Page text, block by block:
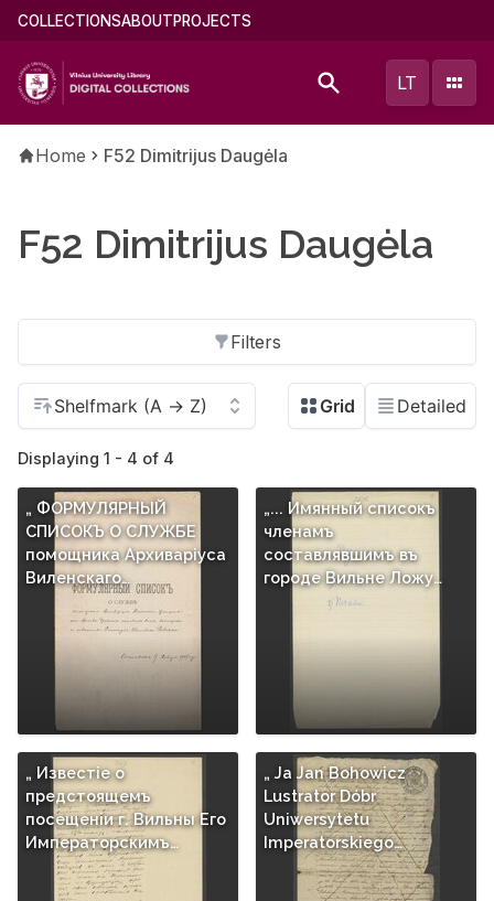
Skip
main
content
Main
(english)
COLLECTIONSABOUTPROJECTS
LT
Breadcrumb
Home F52 Dimitrijus Daugėla
F52 Dimitrijus Daugėla
Filters
Displaying 1 - 4 of 4
„ ФОРМУЛЯРНЫЙ
СПИСОКЪ О СЛУЖБЕ
пoмощника Архиварiуса
Виленскаго…
„... Имянный списокъ
членамъ
составлявшимъ въ
городе Вильне Ложу…
„ Известiе о
предстоящемъ
посещенiи г. Вильны Его
Императорскимъ…
„ Ja Jan Bohowicz
Lustrator Dóbr
Uniwersytetu
Imperatorskiego…